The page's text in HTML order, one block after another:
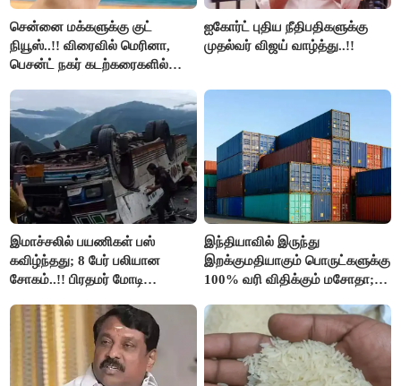
சென்னை மக்களுக்கு குட்
நியூஸ்..!! விரைவில் மெரினா,
பெசன்ட் நகர் கடற்கரைகளில்
ஐகோர்ட் புதிய நீதிபதிகளுக்கு
முதல்வர் விஜய் வாழ்த்து..!!
இமாச்சலில் பயணிகள் பஸ்
கவிழ்ந்தது; 8 பேர் பலியான
சோகம்..!! பிரதமர் மோடி
இந்தியாவில் இருந்து
இறக்குமதியாகும் பொருட்களுக்கு
100% வரி விதிக்கும் மசோதா;